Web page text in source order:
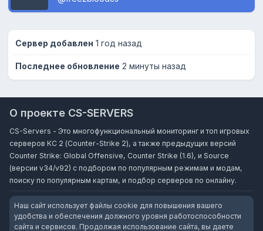
Сервер добавлен 1 год назад
Последнее обновление 2 минуты назад
О проекте CS-SERVERS
CS-Servers - Это многофункциональный мониторинг и топ игровых
серверов КС 2 (Counter-Strike 2), а также предыдущих версий
Counter Strike: Global Offensive, Counter Strike (1.6), и Source
(версии v34/v92) с подбором по популярным режимам и модам,
поиску по популярным картам, и подбор серверов по онлайну.
Наш сайт использует файлы cookie для повышения вашего
удобства и обеспечения должного уровня работоспособности
сайта и сервисов. Продолжая использование сайта, вы даете